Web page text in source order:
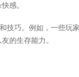
感。
技巧。例如，一些玩
的生存能力。